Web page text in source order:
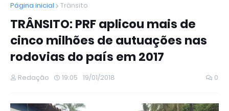
Página inicial Trânsito
TRÂNSITO: PRF aplicou mais de
cinco milhões de autuações nas
rodovias do país em 2017
Redação 19:05 19/01/2018 0